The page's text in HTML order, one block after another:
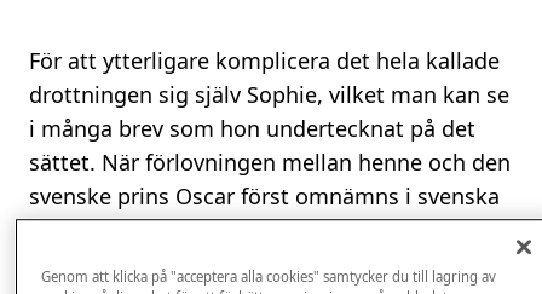
För att ytterligare komplicera det hela kallade
drottningen sig själv Sophie, vilket man kan se
i många brev som hon undertecknat på det
sättet. När förlovningen mellan henne och den
svenske prins Oscar först omnämns i svenska
tidningar, den 2 oktober 1856, är det också
under namnet Sophie (med e) Wilhelmine
Genom att klicka på "acceptera alla cookies" samtycker du till lagring av